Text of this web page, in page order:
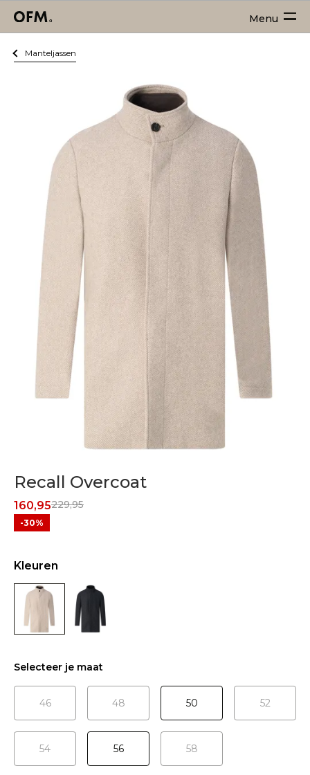
Menu
Manteljassen
Recall Overcoat
229,95
160,95
-30%
Kleuren
Selecteer je maat
46 48 50 52
54 56 58